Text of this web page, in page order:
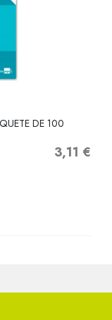
DE 100
Precio
3,11 €